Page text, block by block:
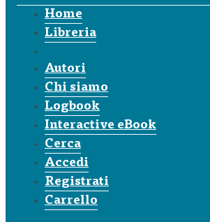
Home
Libreria
Autori
Chi siamo
Logbook
Interactive eBook
Cerca
Accedi
Registrati
Carrello